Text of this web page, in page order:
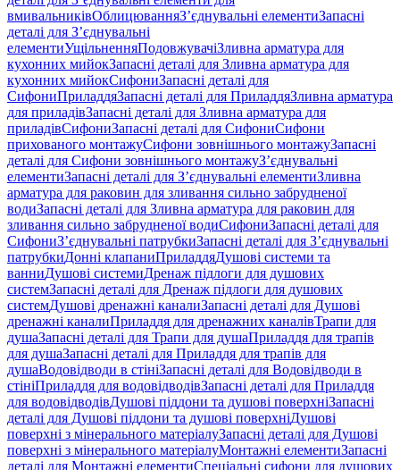
вмивальниківОблицюванняЗ’єднувальні елементиЗапасні
деталі для З’єднувальні
елементиУщільненняПодовжувачіЗливна арматура для
кухонних мийокЗапасні деталі для Зливна арматура для
кухонних мийокСифониЗапасні деталі для
СифониПриладдяЗапасні деталі для ПриладдяЗливна арматура
для приладівЗапасні деталі для Зливна арматура для
приладівСифониЗапасні деталі для СифониСифони
прихованого монтажуСифони зовнішнього монтажуЗапасні
деталі для Сифони зовнішнього монтажуЗ’єднувальні
елементиЗапасні деталі для З’єднувальні елементиЗливна
арматура для раковин для зливання сильно забрудненої
водиЗапасні деталі для Зливна арматура для раковин для
зливання сильно забрудненої водиСифониЗапасні деталі для
СифониЗ’єднувальні патрубкиЗапасні деталі для З’єднувальні
патрубкиДонні клапаниПриладдяДушові системи та
ванниДушові системиДренаж підлоги для душових
системЗапасні деталі для Дренаж підлоги для душових
системДушові дренажні каналиЗапасні деталі для Душові
дренажні каналиПриладдя для дренажних каналівТрапи для
душаЗапасні деталі для Трапи для душаПриладдя для трапів
для душаЗапасні деталі для Приладдя для трапів для
душаВодовідводи в стініЗапасні деталі для Водовідводи в
стініПриладдя для водовідводівЗапасні деталі для Приладдя
для водовідводівДушові піддони та душові поверхніЗапасні
деталі для Душові піддони та душові поверхніДушові
поверхні з мінерального матеріалуЗапасні деталі для Душові
поверхні з мінерального матеріалуМонтажні елементиЗапасні
деталі для Монтажні елементиСпеціальні сифони для душових